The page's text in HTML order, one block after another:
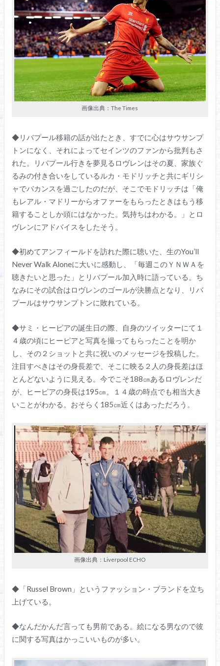
画像出典：The Times
◆リバプール移籍の話が出たとき、すでに心はサウサンプ
トンになく、それによってセインツのファンから批判もさ
れた。リバプール行きを夢見るロヴレンはその夏、家族ぐ
るみの付き合いをしているルカ・モドリッチと共にギリシ
ャでバカンスを過ごしたのだが、そこでモドリッチは「俺
もレアル・マドリーからオファーをもらったときはもう移
籍することしか頭にはなかった。気持ちはわかる。」とロ
ヴレンにアドバイスをしたそう。
◆初めてアンフィールドを訪れた際に聴いた、生のYou’ll
Never Walk Aloneに大いに感動し、「毎週このＹＮＷＡを
聴きたいと思った」とリバプール加入時に語っている。ち
なみにその試合はロヴレンのゴールが決勝点となり、リバ
プールはサウサンプトンに敗れている。
◆サミ・ヒーピアの誕生日の際、自身のツイッターにて１
４歳の頃にヒーピアと写真を撮ってもらったことを明か
し、その２ショットと共に祝いのメッセージを投稿した。
注目すべきはその身長差で、そこに映る２人の身長差はほ
とんどないように見える。今でこそ188㎝あるロヴレンだ
が、ヒーピアの身長は195㎝。１４歳の時点でも相当大き
いことがわかる。おそらく185㎝近くはあっただろう。
画像出典：Liverpool ECHO
◆「Russel Brown」というファッション・ブランドを立ち
上げている。
◆なんだかんだ言っても男前である。絵になる男なので彼
に関する写真はかっこいいものが多い。